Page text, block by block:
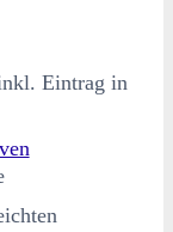
Eintrag in